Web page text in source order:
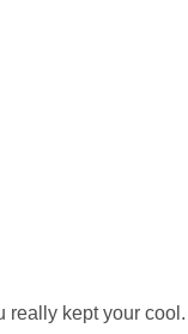
really kept your cool.